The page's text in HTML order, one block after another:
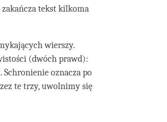
zakańcza tekst kilkoma
wierszy.
(dwóch prawd):
oznacza po
te trzy, uwolnimy się